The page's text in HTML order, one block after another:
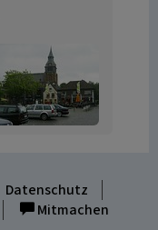
Datenschutz
Mitmachen